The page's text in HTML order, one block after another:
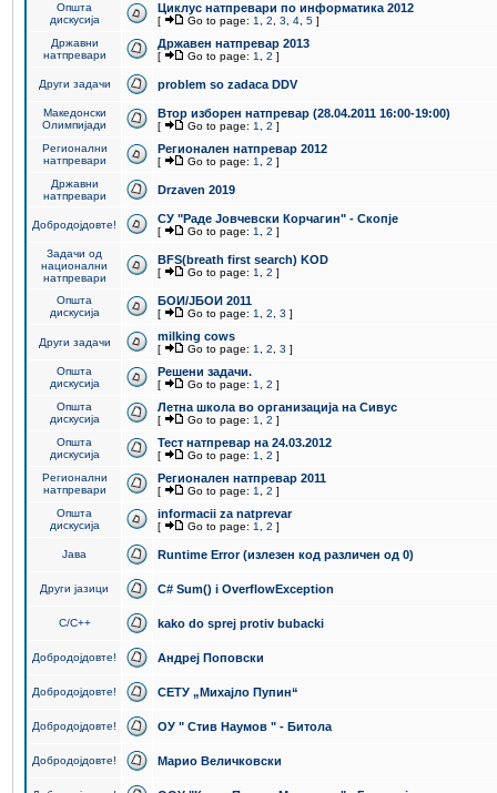
Општа
дискусија
Циклус натпревари по информатика 2012
[ Go to page: 1 2 3 4 5 ]
Државни
натпревари
Државен натпревар 2013
[ Go to page: 1 2 ]
Други задачи problem so zadaca DDV
Македонски
Олимпијади
Втор изборен натпревар (28.04.2011 16:00-19:00)
[ Go to page: 1 2 ]
Регионални
натпревари
Регионален натпревар 2012
[ Go to page: 1 2 ]
Државни
натпревари
Drzaven 2019
Добродојдовте! СУ "Раде Јовчевски Корчагин" - Скопје
[ Go to page: 1 2 ]
Задачи од
национални
натпревари
BFS(breath first search) KOD
[ Go to page: 1 2 ]
Општа
дискусија
БОИ/ЈБОИ 2011
[ Go to page: 1 2 3 ]
Други задачи milking cows
[ Go to page: 1 2 3 ]
Општа
дискусија
Решени задачи.
[ Go to page: 1 2 ]
Општа
дискусија
Летна школа во организација на Сивус
[ Go to page: 1 2 ]
Општа
дискусија
Тест натпревар на 24.03.2012
[ Go to page: 1 2 ]
Регионални
натпревари
Регионален натпревар 2011
[ Go to page: 1 2 ]
Општа
дискусија
informacii za natprevar
[ Go to page: 1 2 ]
Јава Runtime Error (излезен код различен од 0)
Други јазици C# Sum() i OverflowException
C/C++ kako do sprej protiv bubacki
Добродојдовте! Андреј Поповски
Добродојдовте! СЕТУ „Михајло Пупин“
Добродојдовте! ОУ " Стив Наумов " - Битола
Добродојдовте! Марио Величковски